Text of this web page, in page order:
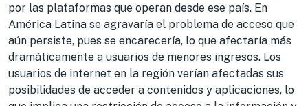
por las plataformas que operan desde ese país. En
América Latina se agravaría el problema de acceso que
aún persiste, pues se encarecería, lo que afectaría más
dramáticamente a usuarios de menores ingresos. Los
usuarios de internet en la región verían afectadas sus
posibilidades de acceder a contenidos y aplicaciones, lo